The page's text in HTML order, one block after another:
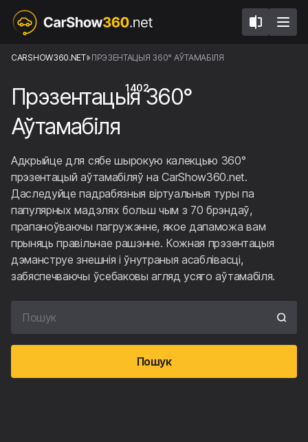
CARSHOW360.NET ПРЭЗЕНТАЦЫЯ 360° АЎТАМАБІЛЯ
Прэзентацыя 360°
Аўтамабіля
1402
Адкрыйце для сябе шырокую калекцыю 360°
прэзентацый аўтамабіляў на CarShow360.net.
Даследуйце падрабязныя віртуальныя туры па
папулярных мадэлях больш чым з 70 брэндаў,
прапаноўваючы пагружэнне, якое дапаможа вам
прыняць правільнае рашэнне. Кожная прэзентацыя
дэманструе знешнія і ўнутраныя асаблівасці,
забяспечваючы ўсебаковы агляд усяго аўтамабіля.
Пошук